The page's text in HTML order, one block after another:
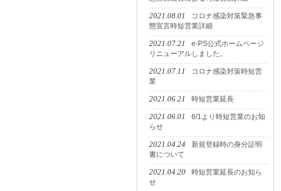
2021.08.01
コロナ感染対策緊急事
態宣言時短営業詳細
2021.07.21
e-PS公式ホームページ
リニューアルしました。
2021.07.11
コロナ感染対策時短営
業
2021.06.21 時短営業延長
2021.06.01
6/1より時短営業のお知
らせ
2021.04.24
新規登録時の身分証明
書について
2021.04.20
時短営業延長のお知ら
せ